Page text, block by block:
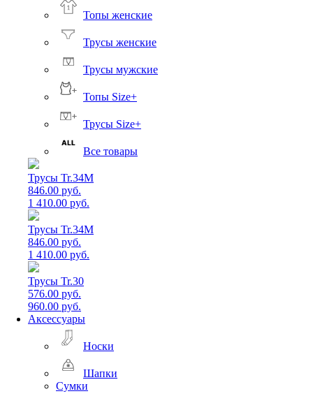
Топы женские
Трусы женские
Трусы мужские
Топы Size+
Трусы Size+
Все товары
Трусы Tr.34M
846.00 руб.
1 410.00 руб.
Трусы Tr.34M
846.00 руб.
1 410.00 руб.
Трусы Tr.30
576.00 руб.
960.00 руб.
Аксессуары
Носки
Шапки
Сумки